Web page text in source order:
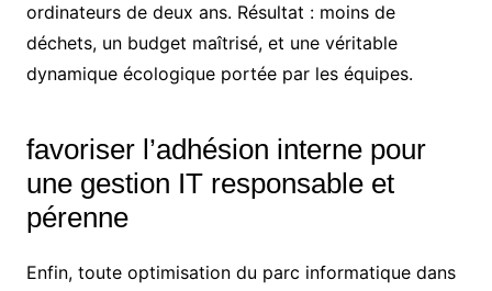
ordinateurs de deux ans. Résultat : moins de
déchets, un budget maîtrisé, et une véritable
dynamique écologique portée par les équipes.
favoriser l’adhésion interne pour
une gestion IT responsable et
pérenne
Enfin, toute optimisation du parc informatique dans